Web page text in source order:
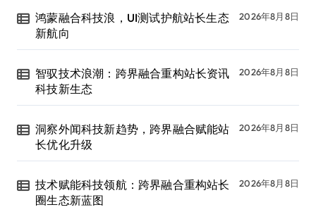
鸿蒙融合科技浪，UI测试护航站长生态
新航向
2026年8月8日
智驭技术浪潮：跨界融合重构站长资讯
科技新生态
2026年8月8日
洞察外闻科技新趋势，跨界融合赋能站
长优化升级
2026年8月8日
技术赋能科技领航：跨界融合重构站长
圈生态新蓝图
2026年8月8日